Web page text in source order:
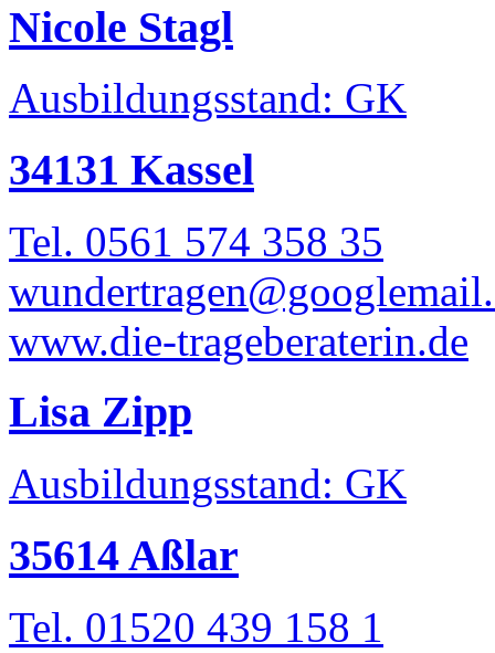
Nicole Stagl
Ausbildungsstand: GK
34131 Kassel
Tel. 0561 574 358 35
www.die-trageberaterin.de
Lisa Zipp
Ausbildungsstand: GK
35614 Aßlar
Tel. 01520 439 158 1